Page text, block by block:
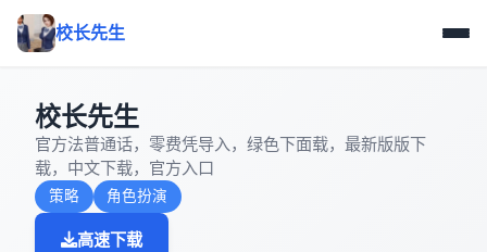
校长先生
校长先生
官方法普通话，零费凭导入，绿色下面载，最新版版下
载，中文下载，官方入口
策略 角色扮演
高速下载